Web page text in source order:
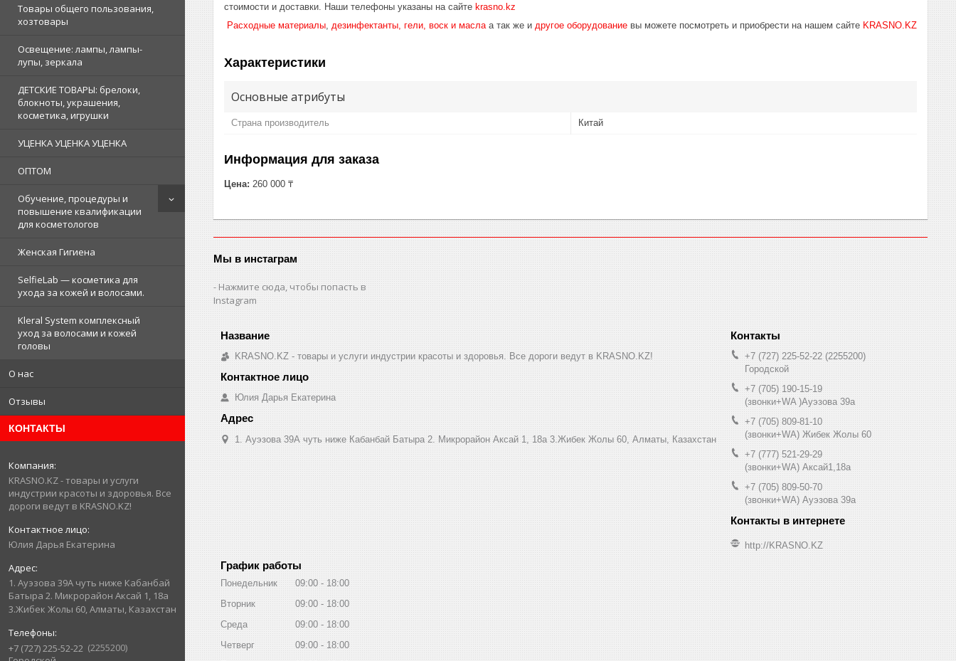
Товары общего пользования,
хозтовары
Освещение: лампы, лампы-
лупы, зеркала
ДЕТСКИЕ ТОВАРЫ: брелоки,
блокноты, украшения,
косметика, игрушки
УЦЕНКА УЦЕНКА УЦЕНКА
ОПТОМ
Обучение, процедуры и
повышение квалификации
для косметологов
Женская Гигиена
SelfieLab — косметика для
ухода за кожей и волосами.
Kleral System комплексный
уход за волосами и кожей
головы
О нас
Отзывы
КОНТАКТЫ
KRASNO.KZ - товары и услуги
индустрии красоты и здоровья. Все
дороги ведут в KRASNO.KZ!
Юлия Дарья Екатерина
1. Ауэзова 39А чуть ниже Кабанбай
Батыра ㅤㅤㅤㅤㅤㅤㅤㅤㅤㅤㅤㅤㅤㅤ2. ​Микрорайон Аксай 1, 18а
3.Жибек Жолы 60, Алматы, Казахстан
+7 (727) 225-52-22 2255200
стоимости и доставки. Наши телефоны указаны на сайте krasno.kz
Расходные материалы дезинфектанты, гели, воск и масла а так же и другое оборудование вы можете посмотреть и приобрести на нашем сайте KRASNO.KZ
Характеристики
Основные атрибуты
Страна производитель Китай
Информация для заказа
Цена: 260 000 ₸
Мы в инстаграм
Нажмите сюда, чтобы попасть в
Instagram
KRASNO.KZ - товары и услуги индустрии красоты и здоровья. Все дороги ведут в KRASNO.KZ!
Юлия Дарья Екатерина
1. Ауэзова 39А чуть ниже Кабанбай Батыра ㅤㅤㅤㅤㅤㅤㅤㅤㅤㅤㅤㅤㅤㅤ2. ​Микрорайон Аксай 1, 18а 3.Жибек Жолы 60, Алматы, Казахстан
+7 (727) 225-52-22 2255200
Городской
+7 (705) 190-15-19
(звонки+WA )Ауэзова 39а
+7 (705) 809-81-10
(звонки+WA) Жибек Жолы 60
+7 (777) 521-29-29
(звонки+WA) Аксай1,18а
+7 (705) 809-50-70
(звонки+WA) Ауэзова 39а
http://KRASNO.KZ
График работы
Понедельник 09:00
18:00
Вторник
09:00
18:00
Среда
09:00
18:00
Четверг
09:00
18:00